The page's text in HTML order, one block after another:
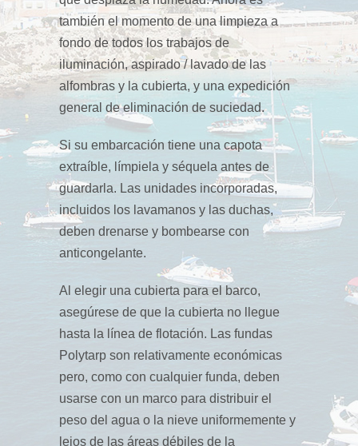
también el momento de una limpieza a
fondo de todos los trabajos de
iluminación, aspirado / lavado de las
alfombras y la cubierta, y una expedición
general de eliminación de suciedad.
Si su embarcación tiene una capota
extraíble, límpiela y séquela antes de
guardarla. Las unidades incorporadas,
incluidos los lavamanos y las duchas,
deben drenarse y bombearse con
anticongelante.
Al elegir una cubierta para el barco,
asegúrese de que la cubierta no llegue
hasta la línea de flotación. Las fundas
Polytarp son relativamente económicas
pero, como con cualquier funda, deben
usarse con un marco para distribuir el
peso del agua o la nieve uniformemente y
lejos de las áreas débiles de la